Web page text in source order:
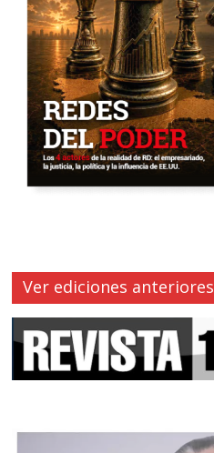
Ver ediciones anteriores